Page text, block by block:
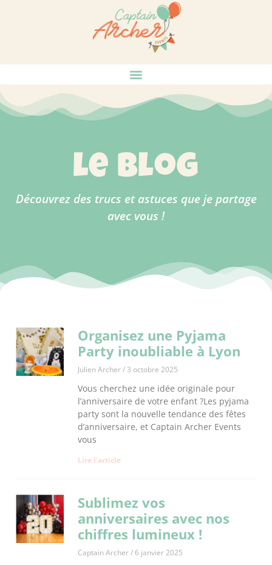
le blog
Découvrez des trucs et astuces que je partage
avec vous !
Organisez une Pyjama
Party inoubliable à Lyon
Julien Archer 3 octobre 2025
Vous cherchez une idée originale pour
l’anniversaire de votre enfant ?Les pyjama
party sont la nouvelle tendance des fêtes
d’anniversaire, et Captain Archer Events
vous
Lire l'article
Sublimez vos
anniversaires avec nos
chiffres lumineux !
Captain Archer 6 janvier 2025